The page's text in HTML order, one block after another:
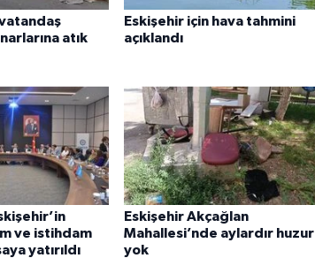
atık
Eskişehir için hava tahmini
açıklandı
ve istihdam
yatırıldı
Eskişehir Akçağlan
Mahallesi’nde aylardır huzur
yok